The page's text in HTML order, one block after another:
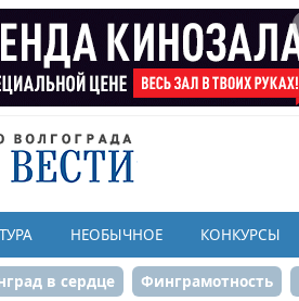
НЕОБЫЧНОЕ КОНКУРСЫ
в сердце Финграмотность